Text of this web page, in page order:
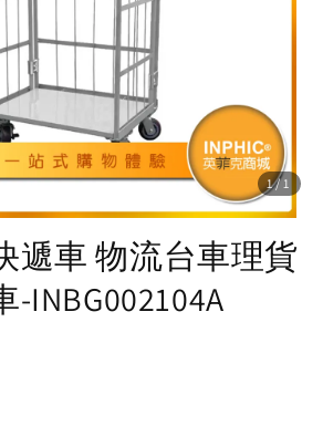
1/1
遞車 物流台車理貨
INBG002104A